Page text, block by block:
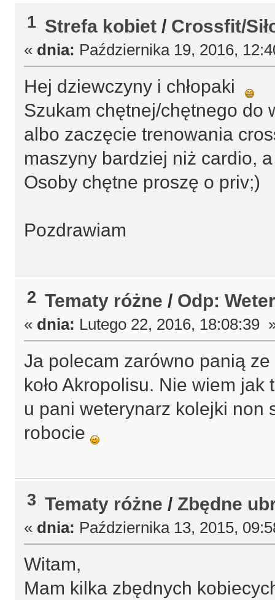
1 Strefa kobiet / Crossfit/
« dnia: Października 19, 2016,
Hej dziewczyny i chłopaki
Szukam chętnej/chętnego do
albo zaczęcie trenowania
maszyny bardziej niż cardio,
Osoby chętne proszę o priv;)
Pozdrawiam
2 Tematy różne / Odp:
« dnia: Lutego 22, 2016, 18:08:39
Ja polecam zarówno panią
koło Akropolisu. Nie wiem
u pani weterynarz kolejki non
robocie
3 Tematy różne / Zbędne
« dnia: Października 13, 2015,
Witam,
Mam kilka zbędnych